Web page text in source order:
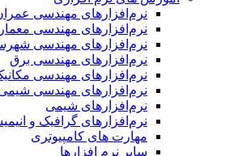
نرم‌افزارهای مهندسی عمران
نرم‌افزارهای مهندسی معماری
نرم‌افزارهای مهندسی شهرسازی
نرم‌افزارهای مهندسی برق
نرم‌افزارهای مهندسی مکانیک
نرم‌افزارهای مهندسی شیمی
نرم‌افزارهای شیمی
نرم‌افزارهای گرافیک و انیمیشن
مهارت های کامپیوتری
سایر نرم افزارها